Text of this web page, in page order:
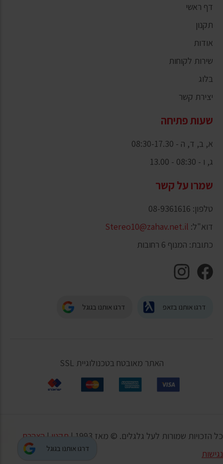
דף ראשי
תקנון
אודות
שירות לקוחות
בלוג
יצירת קשר
שעות פתיחה
א, ב, ד, ה - 08:30-17.30
ג, ו - 08:30 - 13.00
שמרו על קשר
טלפון: 08-9361616
דוא"ל: Stereo10@zahav.net.il
כתובת: המנוף 6 רחובות
דרגו אותנו בזאפ דרגו אותנו בגוגל
דרגו אותנו בגוגל
האתר מאובטח בטכנולוגיית SSL
כל הזכויות שמורות לעל גלגלים. © מאז 1993 | תקנון | הצהרת
נגישות